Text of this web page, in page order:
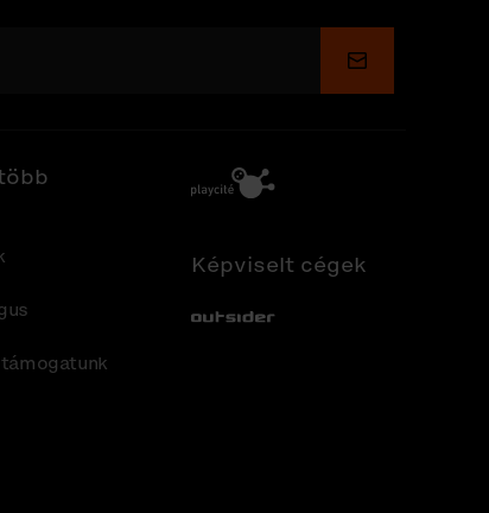
Küldés
Képviselt cégek
Out-Sider